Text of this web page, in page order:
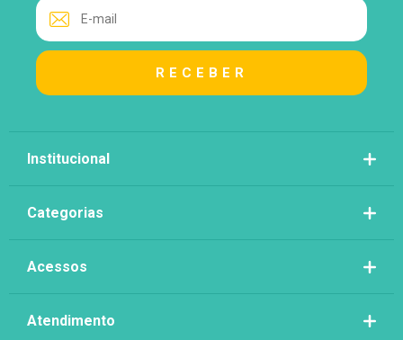
Institucional
Categorias
Acessos
Atendimento